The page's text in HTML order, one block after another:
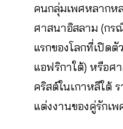
คนกลุ่มเพศหลากห
ศาสนาอิสลาม (ก
แรกของโลกที่เปิดตั
แอฟริกาใต้) หรือศ
คริสต์ในเกาหลีใต้
แต่งงานของคู่รักเพ